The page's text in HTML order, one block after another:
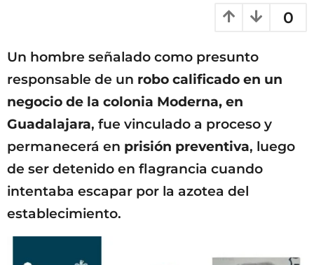
o
0
Un hombre señalado como presunto
responsable de un robo calificado en un
negocio de la colonia Moderna, en
Guadalajara, fue vinculado a proceso y
permanecerá en prisión preventiva, luego
de ser detenido en flagrancia cuando
intentaba escapar por la azotea del
establecimiento.